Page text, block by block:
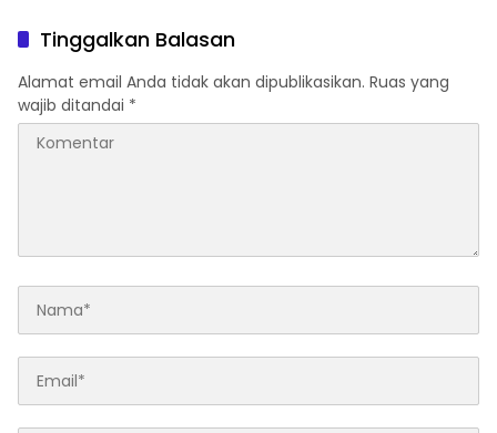
Tinggalkan Balasan
Alamat email Anda tidak akan dipublikasikan. Ruas yang
wajib ditandai *